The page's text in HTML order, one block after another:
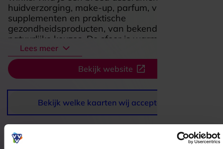
huidverzorging, make-up, parfum, vitamines,
supplementen en praktische
gezondheidsproducten, van bekende merken tot
natuurlijke keuzes. De sfeer is warm en
vertrouwd, waardoor je prettig rondkijkt en
gemakkelijk iets ontdekt dat bij je past. Wat deze
zaak extra fijn maakt, is de aandacht voor advies
op maat, of je nu een goede crème zoekt, een
nieuw geurtje wilt proberen of bewust met
gezondheid bezig bent. DA Michelle voelt als een
toegankelijke buurtwinkel met nét wat meer
kennis, service en zorg, waardoor een snelle
boodschap al snel een bezoek wordt waar je met
een goed gevoel de deur uitgaat.
Lees meer
Bekijk website
Bekijk welke kaarten wij accepteren